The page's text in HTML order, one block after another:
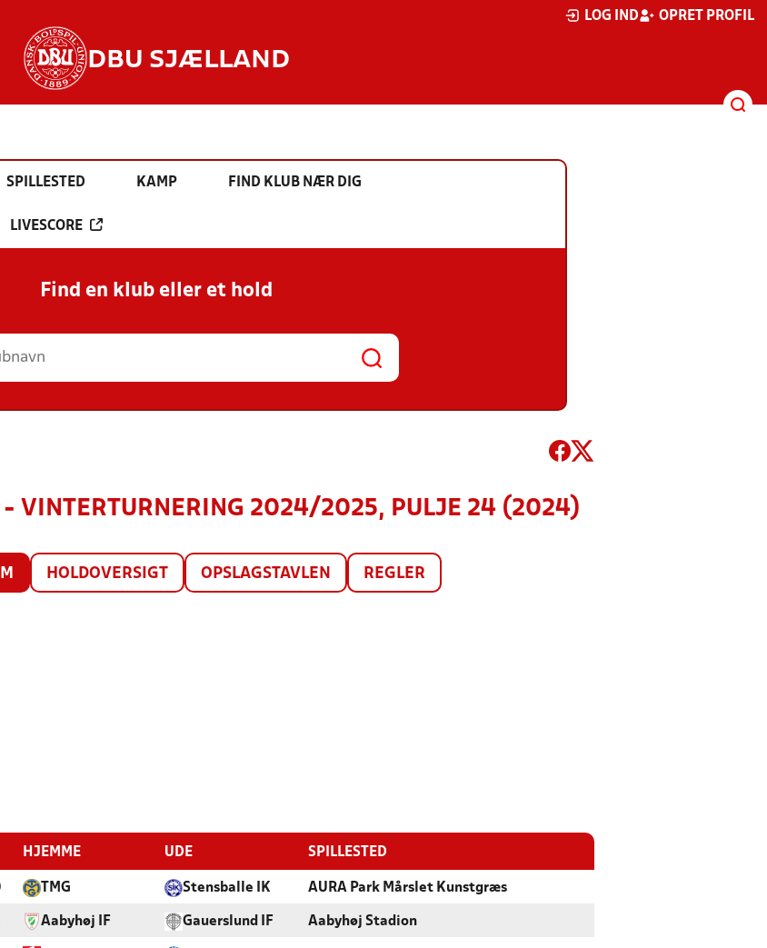
LOG IND OPRET PROFIL
DBU SJÆLLAND
SPILLESTED KAMP FIND KLUB NÆR DIG
LIVESCORE
Find en klub eller et hold
- VINTERTURNERING 2024/2025, PULJE 24 (2024)
HOLDOVERSIGT OPSLAGSTAVLEN REGLER
HJEMME UDE SPILLESTED
TMG Stensballe IK AURA Park Mårslet Kunstgræs
Aabyhøj IF Gauerslund IF Aabyhøj Stadion